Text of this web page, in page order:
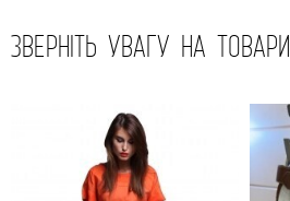
ЗВЕРНІТЬ УВАГУ НА ТОВАРИ